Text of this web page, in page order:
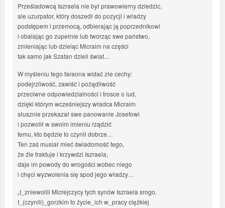
Prześladowcą Iszraela nie był prawowierny dziedzic,
ale uzurpator, który doszedł do pozycji i władzy
podstępem i przemocą, odbierając ją poprzednikowi
i obalając go zupełnie lub tworząc swe państwo,
zmieniając lub dzieląc Micraim na części
tak samo jak Szatan dzieli świat…
W myśleniu tego faraona widać złe cechy:
podejrzliwość, zawiść i pożądliwość
przeciwne odpowiedzialności i trosce o lud,
dzięki którym wcześniejszy władca Micraim
słusznie przekazał swe panowanie Josefowi
i pozwolił w swoim imieniu rządzić
temu, kto będzie to czynił dobrze…
Ten zaś musiał mieć świadomość tego,
że źle traktuje i krzywdzi Iszraela,
daje im powody do wrogości wobec niego
i chęci wyzwolenia się spod jego władzy…
„I_zniewolili Micrejczycy tych synów Iszraela srogo.
I_(czynili)_gorzkim to życie_ich w_pracy ciężkiej